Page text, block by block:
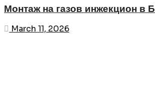
Монтаж на газов инжекцион в
March 11, 2026